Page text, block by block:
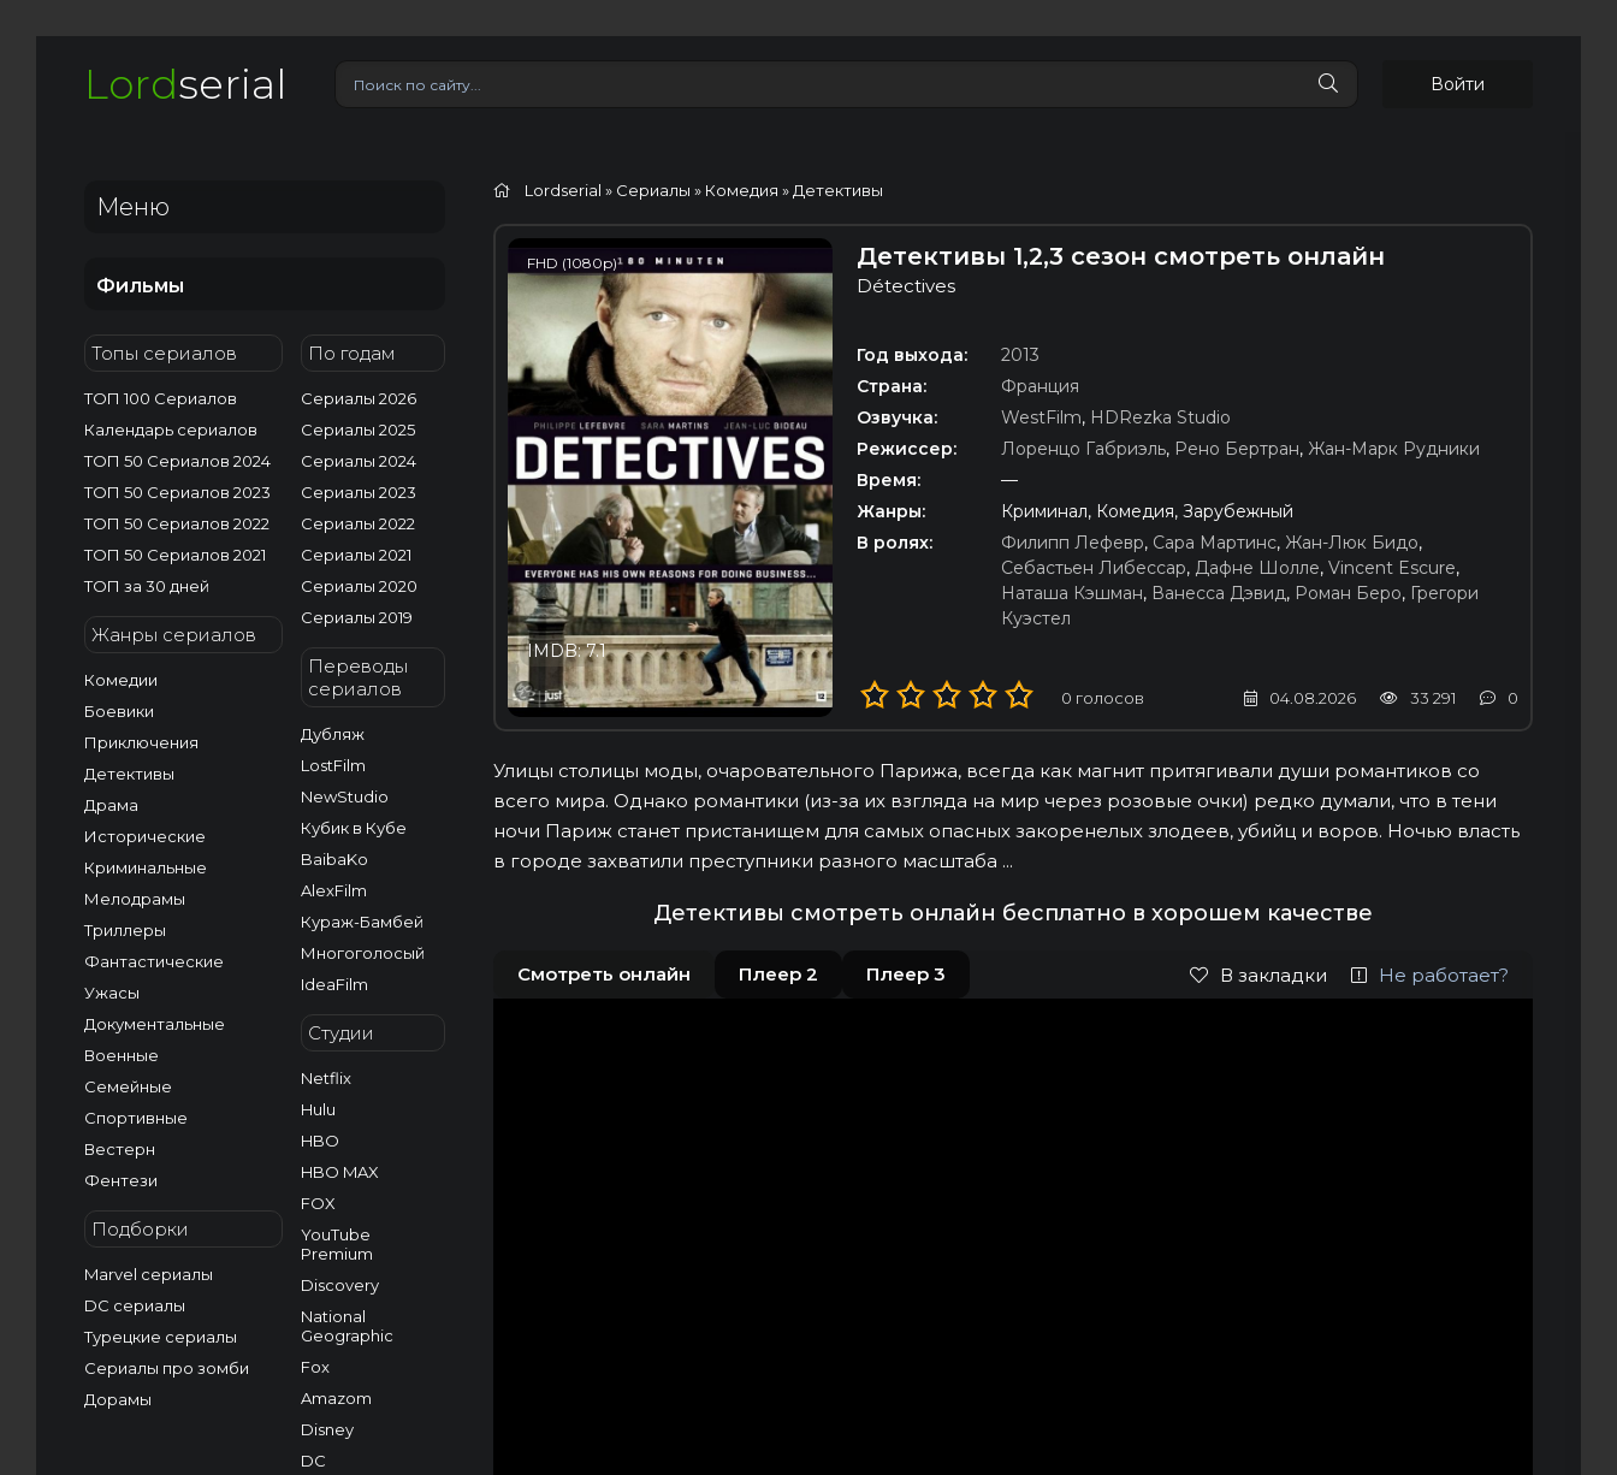
Lordserial Войти
Меню
Фильмы
Топы сериалов
ТОП 100 Сериалов
Календарь сериалов
ТОП 50 Сериалов 2024
ТОП 50 Сериалов 2023
ТОП 50 Сериалов 2022
ТОП 50 Сериалов 2021
ТОП за 30 дней
Жанры сериалов
Комедии
Боевики
Приключения
Детективы
Драма
Исторические
Криминальные
Мелодрамы
Триллеры
Фантастические
Ужасы
Документальные
Военные
Семейные
Спортивные
Вестерн
Фентези
Подборки
Marvel сериалы
DC сериалы
Турецкие сериалы
Сериалы про зомби
Дорамы
По годам
Сериалы 2026
Сериалы 2025
Сериалы 2024
Сериалы 2023
Сериалы 2022
Сериалы 2021
Сериалы 2020
Сериалы 2019
Переводы
сериалов
Дубляж
LostFilm
NewStudio
Кубик в Кубе
BaibaKo
AlexFilm
Кураж-Бамбей
Многоголосый
IdeaFilm
Студии
Netflix
Hulu
HBO
HBO MAX
FOX
YouTube
Premium
Discovery
National
Geographic
Fox
Amazom
Disney
DC
Lordserial » Сериалы » Комедия » Детективы
FHD (1080p)
IMDB: 7.1
Детективы 1,2,3 сезон смотреть онлайн
Détectives
Год выхода:
2013
Страна:
Франция
Озвучка:
WestFilm, HDRezka Studio
Режиссер:
Лоренцо Габриэль, Рено Бертран, Жан-Марк Рудники
Время:
—
Жанры:
Криминал, Комедия, Зарубежный
В ролях:
Филипп Лефевр, Сара Мартинс, Жан-Люк Бидо,
Себастьен Либессар, Дафне Шолле, Vincent Escure,
Наташа Кэшман, Ванесса Дэвид, Роман Беро, Грегори
Куэстел
0 голосов 04.08.2026 33 291 0
Улицы столицы моды, очаровательного Парижа, всегда как магнит притягивали души романтиков со
всего мира. Однако романтики (из-за их взгляда на мир через розовые очки) редко думали, что в тени
ночи Париж станет пристанищем для самых опасных закоренелых злодеев, убийц и воров. Ночью власть
в городе захватили преступники разного масштаба ...
Детективы смотреть онлайн бесплатно в хорошем качестве
Смотреть онлайн Плеер 2 Плеер 3 В закладки Не работает?